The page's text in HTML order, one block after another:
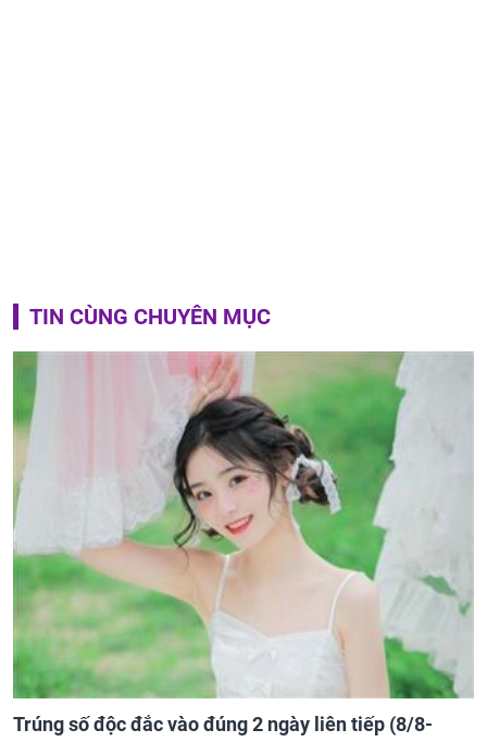
TIN CÙNG CHUYÊN MỤC
Trúng số độc đắc vào đúng 2 ngày liên tiếp (8/8-